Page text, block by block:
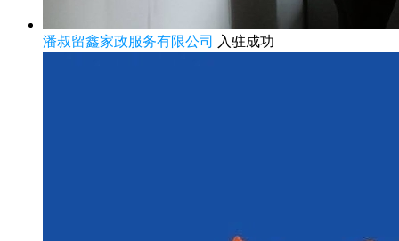
潘叔留鑫家政服务有限公司 入驻成功